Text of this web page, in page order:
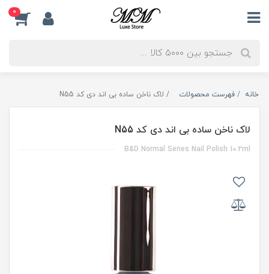
0
خانه فهرست محصولات لاک ناخن ساده بی اند دی کد N55
لاک ناخن ساده بی اند دی کد N55
B&D Normal Series Nail Polish 10.2ml